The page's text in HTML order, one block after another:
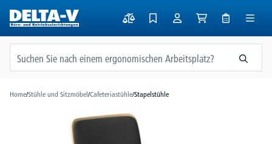
springen
Home/Stühle und Sitzmöbel/Cafeteriastühle/Stapelstühle
Bildergalerie überspringen